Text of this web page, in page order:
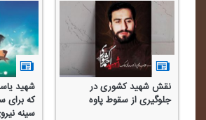
نقش شهید كشوری در
جلوگیری از سقوط پاوه
شهید
كه برای
سینه